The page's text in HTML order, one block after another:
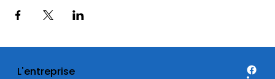
L'entreprise